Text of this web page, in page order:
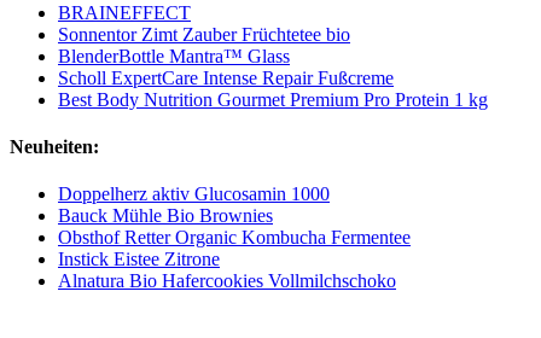
BRAINEFFECT
Sonnentor Zimt Zauber Früchtetee bio
BlenderBottle Mantra™ Glass
Scholl ExpertCare Intense Repair Fußcreme
Best Body Nutrition Gourmet Premium Pro Protein 1 kg
Neuheiten:
Doppelherz aktiv Glucosamin 1000
Bauck Mühle Bio Brownies
Obsthof Retter Organic Kombucha Fermentee
Instick Eistee Zitrone
Alnatura Bio Hafercookies Vollmilchschoko